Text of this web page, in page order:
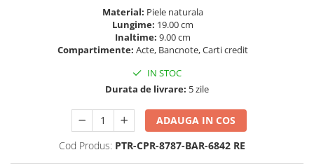
Material: Piele naturala
Lungime: 19.00 cm
Inaltime: 9.00 cm
Compartimente: Acte, Bancnote, Carti credit
IN STOC
Durata de livrare: 5 zile
ADAUGA IN COS
Cod Produs: PTR-CPR-8787-BAR-6842 RE